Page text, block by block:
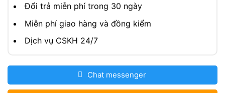
Đổi trả miễn phí trong 30 ngày
Miễn phí giao hàng và đồng kiểm
Dịch vụ CSKH 24/7
Chat messenger